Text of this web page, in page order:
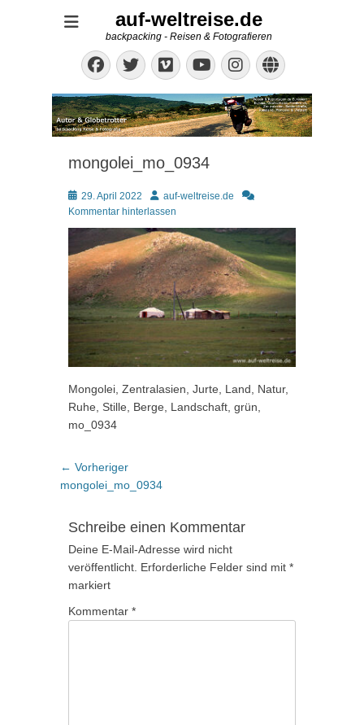
auf-weltreise.de
backpacking - Reisen & Fotografieren
Facebook
Twitter
Vimeo
YouTube
Instagram
Website
mongolei_mo_0934
Posted
on
29. April 2022 Autorauf-weltreise.de
Kommentar hinterlassen
Mongolei, Zentralasien, Jurte, Land, Natur,
Ruhe, Stille, Berge, Landschaft, grün,
mo_0934
Beitragsnavigation
← VorherigerVorheriger
Beitrag:
mongolei_mo_0934
Schreibe einen Kommentar
Deine E-Mail-Adresse wird nicht
veröffentlicht. Erforderliche Felder sind mit *
markiert
Kommentar *